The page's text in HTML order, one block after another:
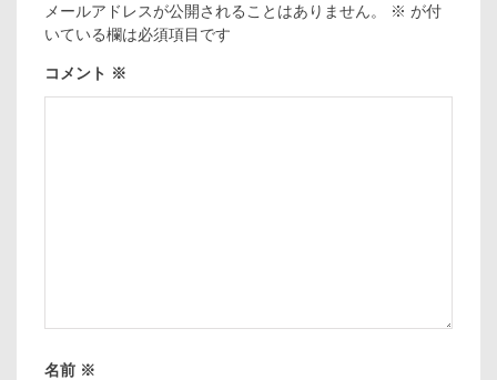
メールアドレスが公開されることはありません。 ※ が付
いている欄は必須項目です
コメント ※
名前 ※